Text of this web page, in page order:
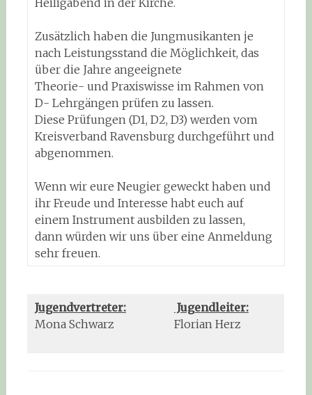
Heiligabend in der Kirche.
Zusätzlich haben die Jungmusikanten je
nach Leistungsstand die Möglichkeit, das
über die Jahre angeeignete
Theorie- und Praxiswisse im Rahmen von
D- Lehrgängen prüfen zu lassen.
Diese Prüfungen (D1, D2, D3) werden vom
Kreisverband Ravensburg durchgeführt und
abgenommen.
Wenn wir eure Neugier geweckt haben und
ihr Freude und Interesse habt euch auf
einem Instrument ausbilden zu lassen,
dann würden wir uns über eine Anmeldung
sehr freuen.
Jugendvertreter:
Mona Schwarz
Jugendleiter:
Florian Herz